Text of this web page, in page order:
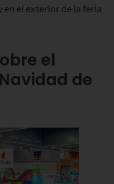
el exterior de la feria
el
de